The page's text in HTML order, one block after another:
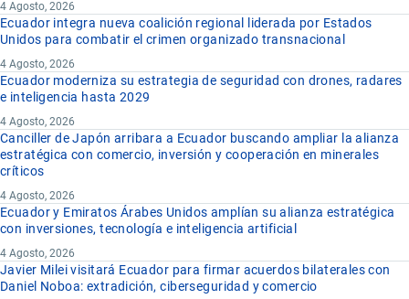
4 Agosto, 2026
Ecuador integra nueva coalición regional liderada por Estados
Unidos para combatir el crimen organizado transnacional
4 Agosto, 2026
Ecuador moderniza su estrategia de seguridad con drones, radares
e inteligencia hasta 2029
4 Agosto, 2026
Canciller de Japón arribara a Ecuador buscando ampliar la alianza
estratégica con comercio, inversión y cooperación en minerales
críticos
4 Agosto, 2026
Ecuador y Emiratos Árabes Unidos amplían su alianza estratégica
con inversiones, tecnología e inteligencia artificial
4 Agosto, 2026
Javier Milei visitará Ecuador para firmar acuerdos bilaterales con
Daniel Noboa: extradición, ciberseguridad y comercio